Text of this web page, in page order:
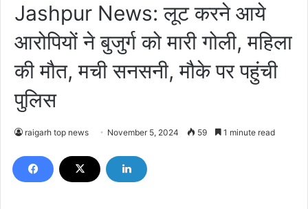
Jashpur News: लूट करने आये
आरोपियों ने बुजुर्ग को मारी गोली, महिला
की मौत, मची सनसनी, मौके पर पहुंची
पुलिस
raigarh top news November 5, 2024 59 1 minute read